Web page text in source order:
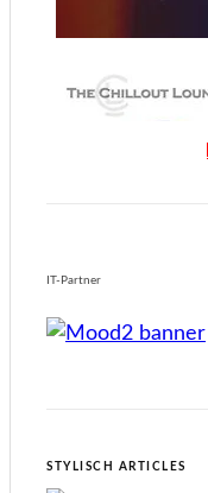
IT-Partner
STYLISCH ARTICLES